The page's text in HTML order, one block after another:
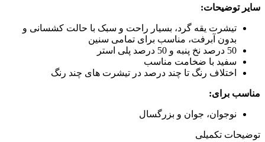
سایر توضیحات:
تیشرت یقه گرد، بسیار راحت و سبک با حالت کشسانی و
بدون آبرفت، مناسب برای تمامی سنین
50 درصد نخ پنبه و 50 درصد پلی استر
سفید با ضخامت مناسب
اختلاف رنگ تا چند درصد در تیشرت های چند رنگ
مناسب برای:
نوجوان، جوان و بزرگسال
توضیحات تکمیلی